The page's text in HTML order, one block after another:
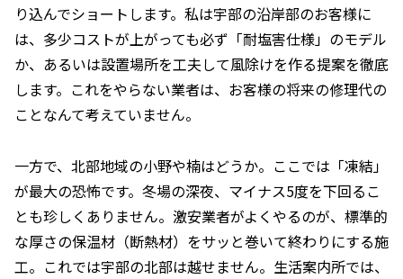
り込んでショートします。私は宇部の沿岸部のお客様に
は、多少コストが上がっても必ず「耐塩害仕様」のモデル
か、あるいは設置場所を工夫して風除けを作る提案を徹底
します。これをやらない業者は、お客様の将来の修理代の
ことなんて考えていません。
一方で、北部地域の小野や楠はどうか。ここでは「凍結」
が最大の恐怖です。冬場の深夜、マイナス5度を下回るこ
とも珍しくありません。激安業者がよくやるのが、標準的
な厚さの保温材（断熱材）をサッと巻いて終わりにする施
工。これでは宇部の北部は越せません。生活案内所では、